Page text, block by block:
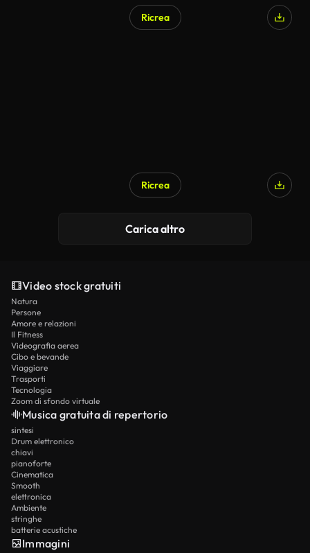
Ricrea
Ricrea
Carica altro
Video stock gratuiti
Natura
Persone
Amore e relazioni
Il Fitness
Videografia aerea
Cibo e bevande
Viaggiare
Trasporti
Tecnologia
Zoom di sfondo virtuale
Musica gratuita di repertorio
sintesi
Drum elettronico
chiavi
pianoforte
Cinematica
Smooth
elettronica
Ambiente
stringhe
batterie acustiche
Immagini